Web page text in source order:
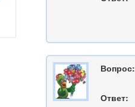
Вопрос:
Ответ: